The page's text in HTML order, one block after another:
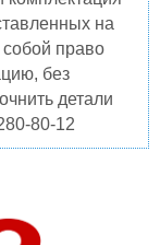
на
собой право
без
детали
80-12